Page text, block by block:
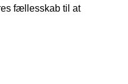
fællesskab til at